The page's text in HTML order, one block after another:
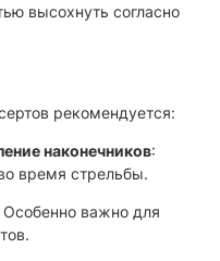
высохнуть согласно
рекомендуется:
наконечников:
время стрельбы.
Особенно важно для